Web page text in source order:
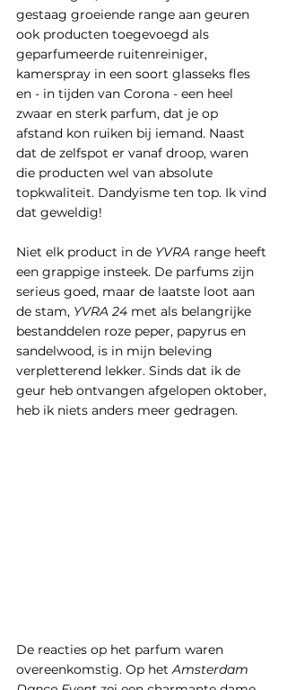
gestaag groeiende range aan geuren
ook producten toegevoegd als
geparfumeerde ruitenreiniger,
kamerspray in een soort glasseks fles
en - in tijden van Corona - een heel
zwaar en sterk parfum, dat je op
afstand kon ruiken bij iemand. Naast
dat de zelfspot er vanaf droop, waren
die producten wel van absolute
topkwaliteit. Dandyisme ten top. Ik vind
dat geweldig!
Niet elk product in de YVRA range heeft
een grappige insteek. De parfums zijn
serieus goed, maar de laatste loot aan
de stam, YVRA 24 met als belangrijke
bestanddelen roze peper, papyrus en
sandelwood, is in mijn beleving
verpletterend lekker. Sinds dat ik de
geur heb ontvangen afgelopen oktober,
heb ik niets anders meer gedragen.
De reacties op het parfum waren
overeenkomstig. Op het Amsterdam